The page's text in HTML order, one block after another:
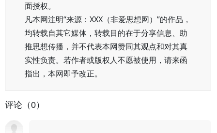
面授权。
凡本网注明“来源：XXX（非爱思想网）”的作品，
均转载自其它媒体，转载目的在于分享信息、助
推思想传播，并不代表本网赞同其观点和对其真
实性负责。若作者或版权人不愿被使用，请来函
指出，本网即予改正。
评论（0）